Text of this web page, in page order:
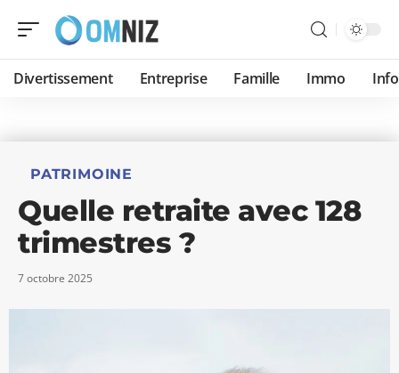
Divertissement Entreprise Famille Immo
PATRIMOINE
Quelle retraite avec 128
trimestres ?
7 octobre 2025